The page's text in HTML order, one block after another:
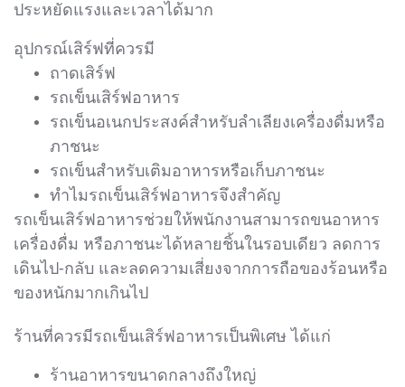
ประหยัดแรงและเวลาได้มาก
อุปกรณ์เสิร์ฟที่ควรมี
ถาดเสิร์ฟ
รถเข็นเสิร์ฟอาหาร
รถเข็นอเนกประสงค์สำหรับลำเลียงเครื่องดื่มหรือ
ภาชนะ
รถเข็นสำหรับเติมอาหารหรือเก็บภาชนะ
ทำไมรถเข็นเสิร์ฟอาหารจึงสำคัญ
รถเข็นเสิร์ฟอาหารช่วยให้พนักงานสามารถขนอาหาร
เครื่องดื่ม หรือภาชนะได้หลายชิ้นในรอบเดียว ลดการ
เดินไป-กลับ และลดความเสี่ยงจากการถือของร้อนหรือ
ของหนักมากเกินไป
ร้านที่ควรมีรถเข็นเสิร์ฟอาหารเป็นพิเศษ ได้แก่
ร้านอาหารขนาดกลางถึงใหญ่